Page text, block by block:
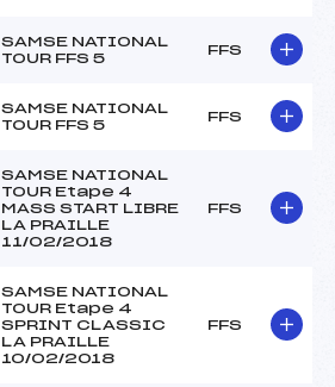
SAMSE NATIONAL
TOUR FFS 5
FFS
SAMSE NATIONAL
TOUR FFS 5
FFS
SAMSE NATIONAL
TOUR Etape 4
MASS START LIBRE
LA PRAILLE
11/02/2018
FFS
SAMSE NATIONAL
TOUR Etape 4
SPRINT CLASSIC
LA PRAILLE
10/02/2018
FFS